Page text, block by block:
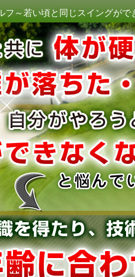
フ～若い頃と同じスイングが